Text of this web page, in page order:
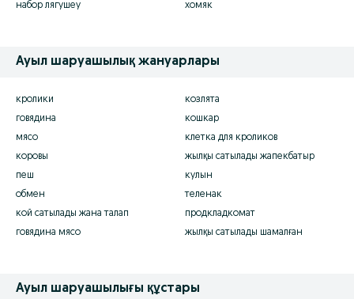
набор лягушеу
хомяк
Ауыл шаруашылық жануарлары
кролики
говядина
мясо
коровы
пеш
обмен
кой сатылады жана талап
говядина мясо
козлята
кошкар
клетка для кроликов
жылқы сатылады жапекбатыр
кулын
теленак
продкладкомат
жылқы сатылады шамалған
Ауыл шаруашылығы құстары